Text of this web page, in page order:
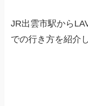
JR出雲市駅から
での行き方を紹介